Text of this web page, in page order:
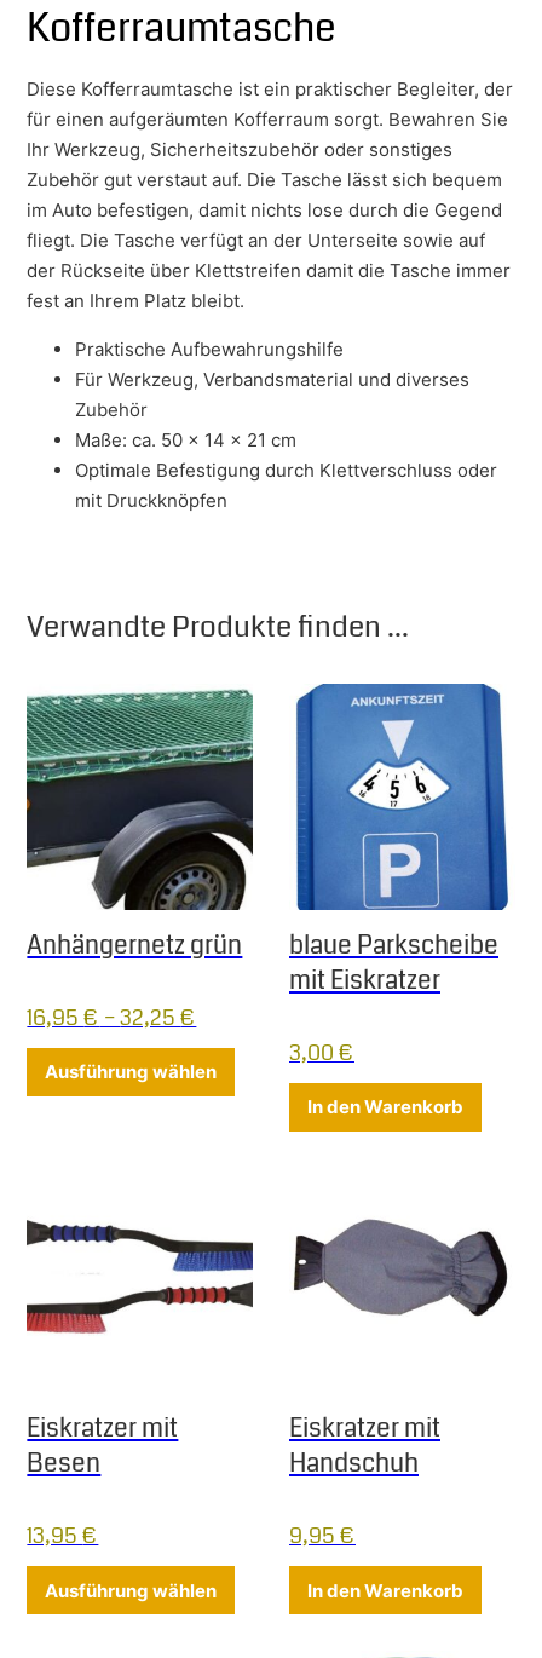
Kofferraumtasche
Diese Kofferraumtasche ist ein praktischer Begleiter, der
für einen aufgeräumten Kofferraum sorgt. Bewahren Sie
Ihr Werkzeug, Sicherheitszubehör oder sonstiges
Zubehör gut verstaut auf. Die Tasche lässt sich bequem
im Auto befestigen, damit nichts lose durch die Gegend
fliegt. Die Tasche verfügt an der Unterseite sowie auf
der Rückseite über Klettstreifen damit die Tasche immer
fest an Ihrem Platz bleibt.
Praktische Aufbewahrungshilfe
Für Werkzeug, Verbandsmaterial und diverses
Zubehör
Maße: ca. 50 x 14 x 21 cm
Optimale Befestigung durch Klettverschluss oder
mit Druckknöpfen
Verwandte Produkte finden ...
Anhängernetz grün
16,95€ –32,25€
Ausführung wählen Dieses Produkt weist mehrere
blaue Parkscheibe
mit Eiskratzer
3,00€
In den Warenkorb
Eiskratzer mit
Besen
13,95€
Ausführung wählen Dieses Produkt weist mehrere
Eiskratzer mit
Handschuh
9,95€
In den Warenkorb